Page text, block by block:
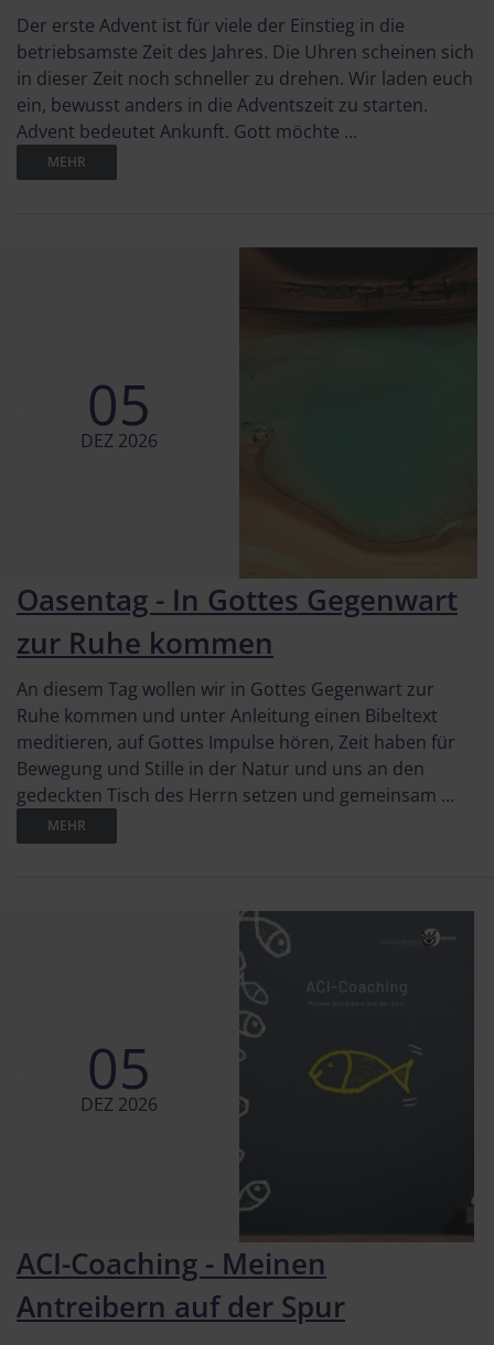
Der erste Advent ist für viele der Einstieg in die
betriebsamste Zeit des Jahres. Die Uhren scheinen sich
in dieser Zeit noch schneller zu drehen. Wir laden euch
ein, bewusst anders in die Adventszeit zu starten.
Advent bedeutet Ankunft. Gott möchte ...
MEHR
05
DEZ 2026
Oasentag - In Gottes Gegenwart
zur Ruhe kommen
An diesem Tag wollen wir in Gottes Gegenwart zur
Ruhe kommen und unter Anleitung einen Bibeltext
meditieren, auf Gottes Impulse hören, Zeit haben für
Bewegung und Stille in der Natur und uns an den
gedeckten Tisch des Herrn setzen und gemeinsam ...
MEHR
05
DEZ 2026
ACI-Coaching - Meinen
Antreibern auf der Spur